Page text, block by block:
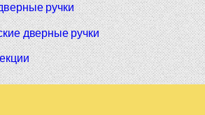
ручки
дверные ручки